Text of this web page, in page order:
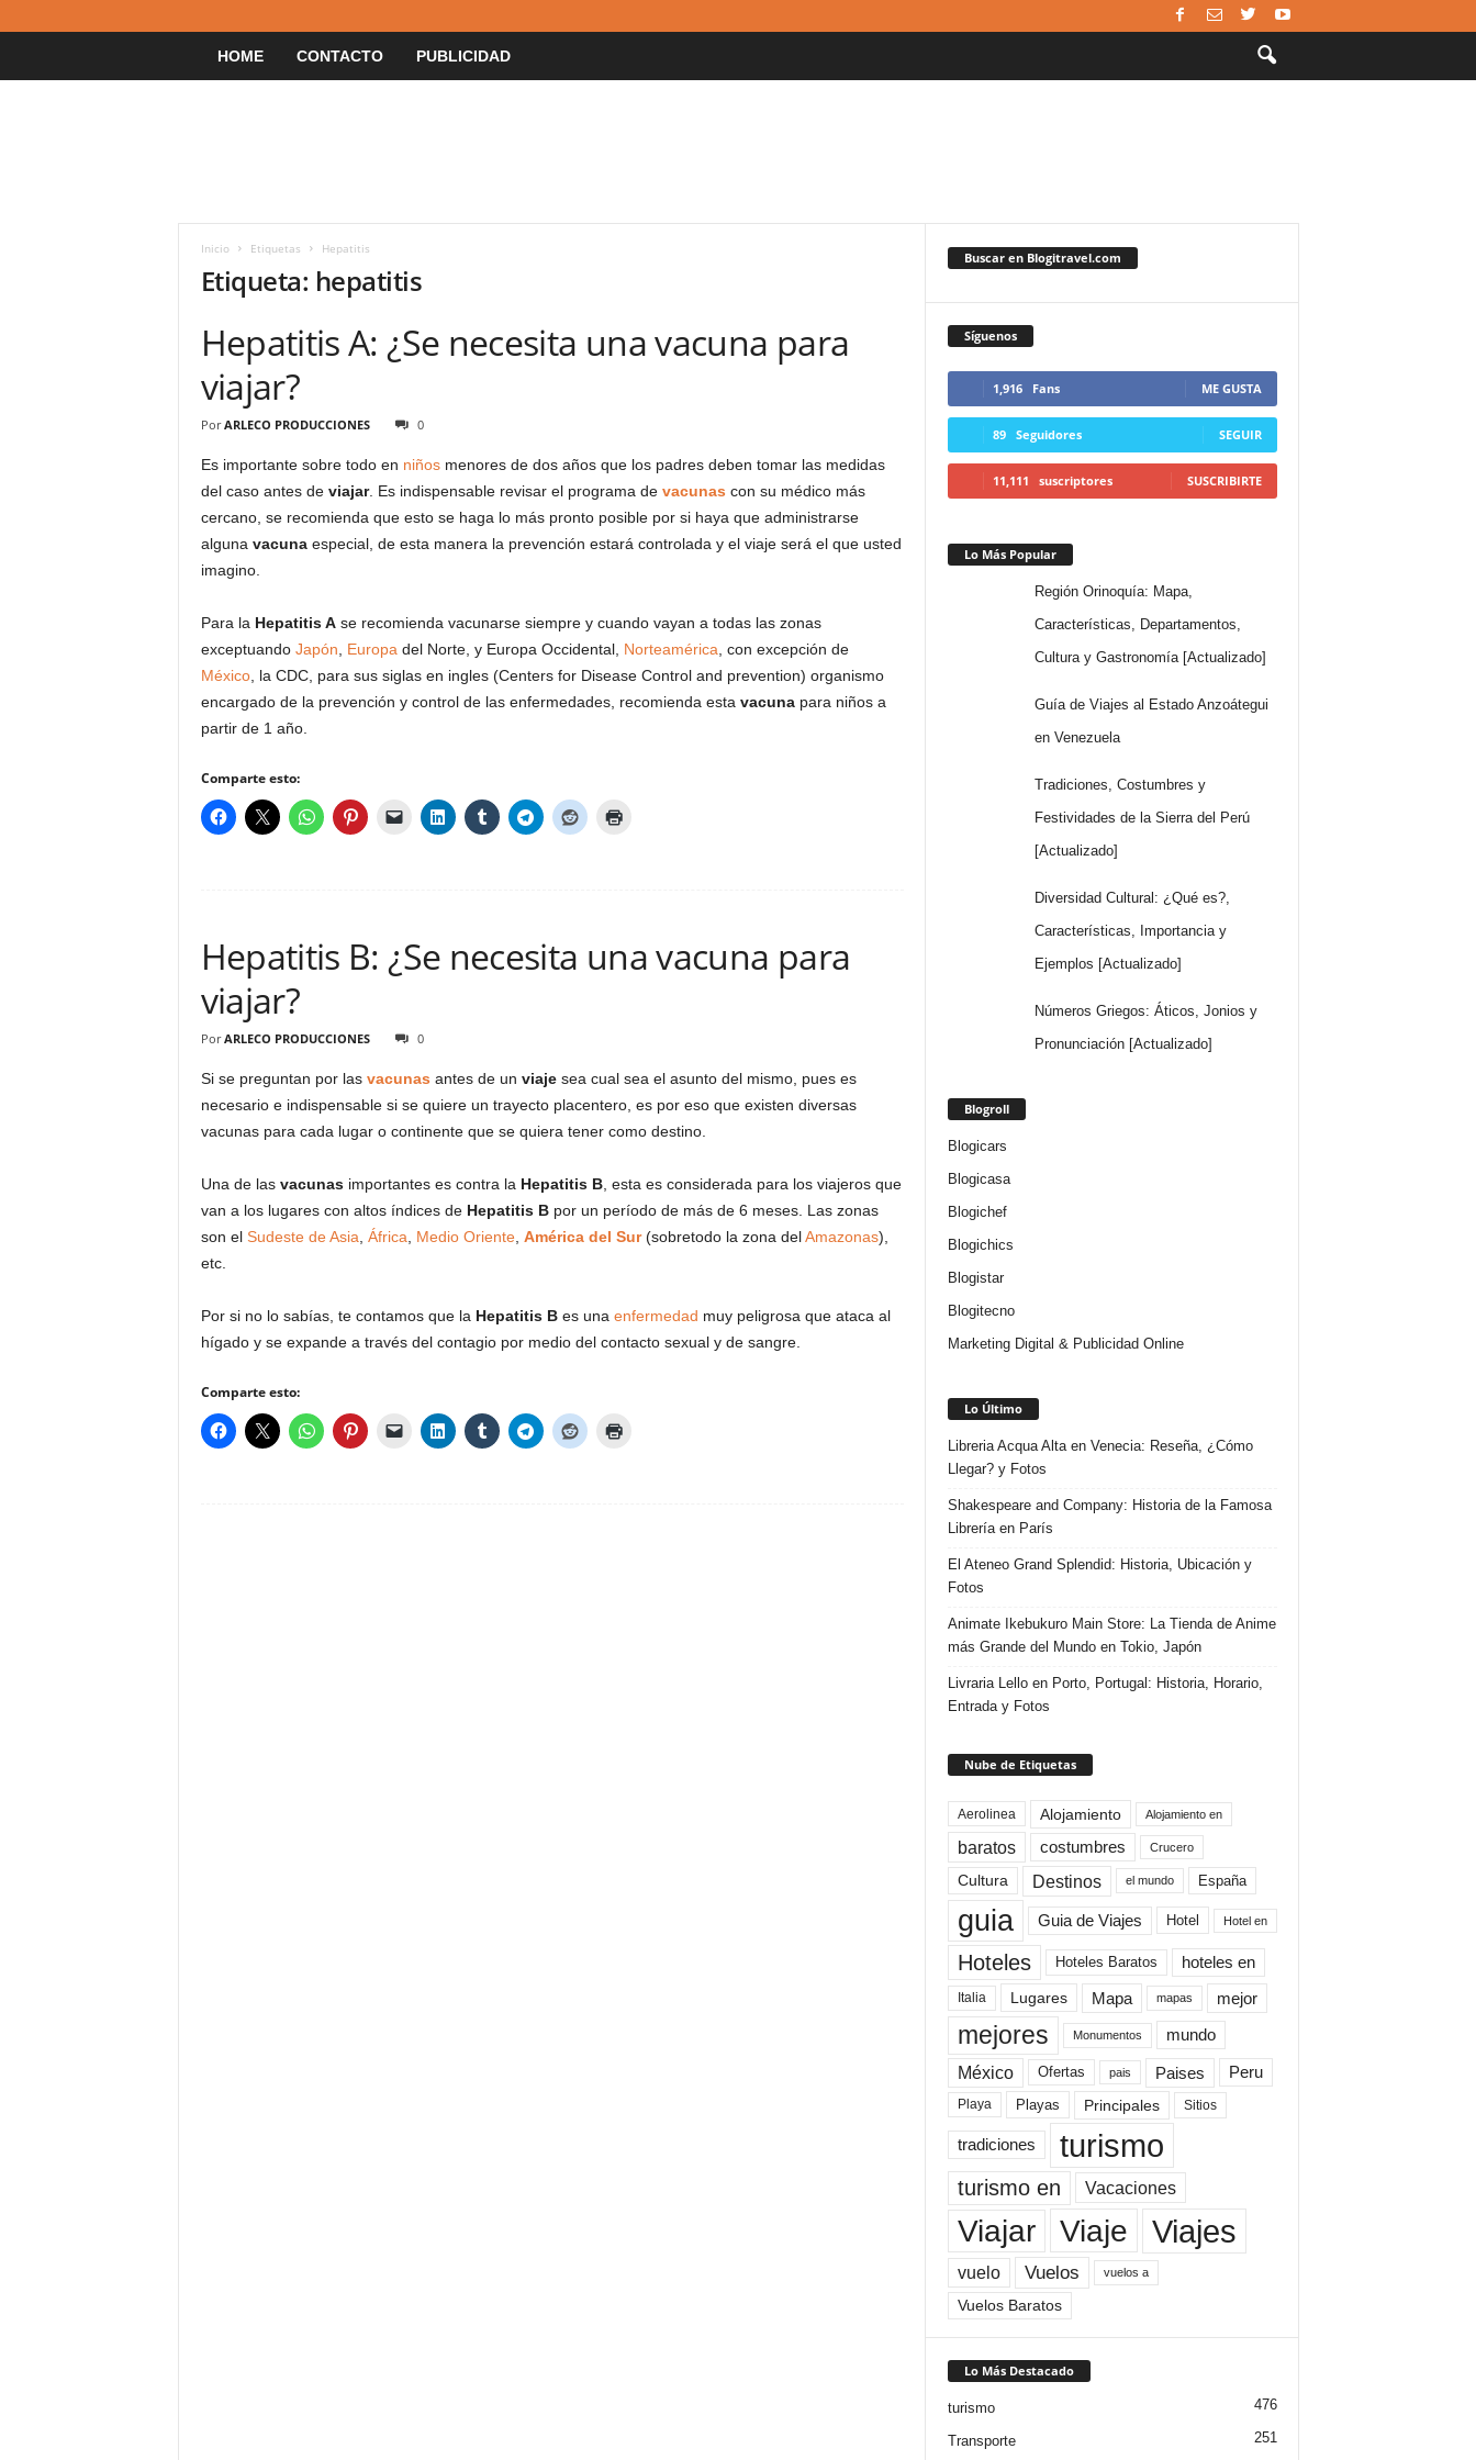
HOME CONTACTO PUBLICIDAD
Inicio Etiquetas Hepatitis
Etiqueta: hepatitis
Hepatitis A: ¿Se necesita una vacuna para
viajar?
Por ARLECO PRODUCCIONES 0
Es importante sobre todo en niñosmenores de dos años que los padres deben tomar las medidas
del caso antes de viajar. Es indispensable revisar el programa de vacunas con su médico más
cercano, se recomienda que esto se haga lo más pronto posible por si haya que administrarse
alguna vacunaespecial, de esta manera la prevención estará controlada y el viaje será el que usted
imagino.
Para la Hepatitis Ase recomienda vacunarse siempre y cuando vayan a todas las zonas
exceptuando Japón Europa del Norte, y Europa Occidental, Norteamérica , con excepción de
México, la CDC, para sus siglas en ingles (Centers for Disease Control and prevention) organismo
encargado de la prevención y control de las enfermedades, recomienda esta vacunapara niños a
partir de 1 año.
Comparte esto:
Hepatitis B: ¿Se necesita una vacuna para
viajar?
Por ARLECO PRODUCCIONES 0
Si se preguntan por las vacunas antes de un viajesea cual sea el asunto del mismo, pues es
necesario e indispensable si se quiere un trayecto placentero, es por eso que existen diversas
vacunas para cada lugar o continente que se quiera tener como destino.
Una de las vacunasimportantes es contra la Hepatitis B, esta es considerada para los viajeros que
van a los lugares con altos índices de Hepatitis Bpor un período de más de 6 meses. Las zonas
son el Sudeste de Asia África Medio Oriente, América del Sur(sobretodo la zona delAmazonas),
etc.
Por si no lo sabías, te contamos que la Hepatitis Bes una enfermedad muy peligrosa que ataca al
hígado y se expande a través del contagio por medio del contacto sexual y de sangre.
Comparte esto:
Buscar en Blogitravel.com
Síguenos
1,916 Fans ME GUSTA
89 Seguidores SEGUIR
11,111 suscriptores SUSCRIBIRTE
Lo Más Popular
Región Orinoquía: Mapa,
Características, Departamentos,
Cultura y Gastronomía [Actualizado]
Guía de Viajes al Estado Anzoátegui
en Venezuela
Tradiciones, Costumbres y
Festividades de la Sierra del Perú
[Actualizado]
Diversidad Cultural: ¿Qué es?,
Características, Importancia y
Ejemplos [Actualizado]
Números Griegos: Áticos, Jonios y
Pronunciación [Actualizado]
Blogroll
Blogicars
Blogicasa
Blogichef
Blogichics
Blogistar
Blogitecno
Marketing Digital & Publicidad Online
Lo Último
Libreria Acqua Alta en Venecia: Reseña, ¿Cómo
Llegar? y Fotos
Shakespeare and Company: Historia de la Famosa
Librería en París
El Ateneo Grand Splendid: Historia, Ubicación y
Fotos
Animate Ikebukuro Main Store: La Tienda de Anime
más Grande del Mundo en Tokio, Japón
Livraria Lello en Porto, Portugal: Historia, Horario,
Entrada y Fotos
Nube de Etiquetas
Aerolinea Alojamiento Alojamiento en
baratos costumbres Crucero
Cultura Destinos el mundo España
guia Guia de Viajes Hotel Hotel en
Hoteles Hoteles Baratos hoteles en
Italia Lugares Mapa mapas mejor
mejores Monumentos mundo
México Ofertas pais Paises Peru
Playa Playas Principales Sitios
tradiciones turismo
turismo en Vacaciones
Viajar Viaje Viajes
vuelo Vuelos vuelos a
Vuelos Baratos
Lo Más Destacado
turismo 476
Transporte 251